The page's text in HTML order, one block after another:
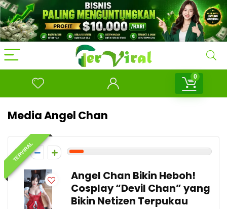
0
Media Angel Chan
TERVIRAL
1
Angel Chan Bikin Heboh!
Cosplay “Devil Chan” yang
Bikin Netizen Terpukau